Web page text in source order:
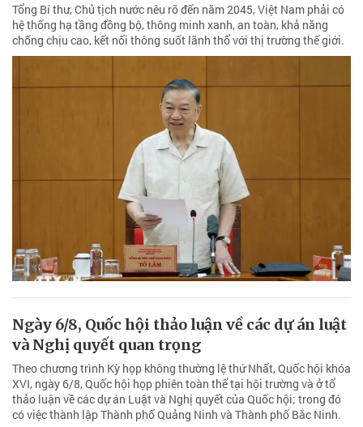
Tổng Bí thư, Chủ tịch nước nêu rõ đến năm 2045, Việt Nam phải có
hệ thống hạ tầng đồng bộ, thông minh xanh, an toàn, khả năng
chống chịu cao, kết nối thông suốt lãnh thổ với thị trường thế giới.
Ngày 6/8, Quốc hội thảo luận về các dự án luật
và Nghị quyết quan trọng
Theo chương trình Kỳ họp không thường lệ thứ Nhất, Quốc hội khóa
XVI, ngày 6/8, Quốc hội họp phiên toàn thể tại hội trường và ở tổ
thảo luận về các dự án Luật và Nghị quyết của Quốc hội; trong đó
có việc thành lập Thành phố Quảng Ninh và Thành phố Bắc Ninh.